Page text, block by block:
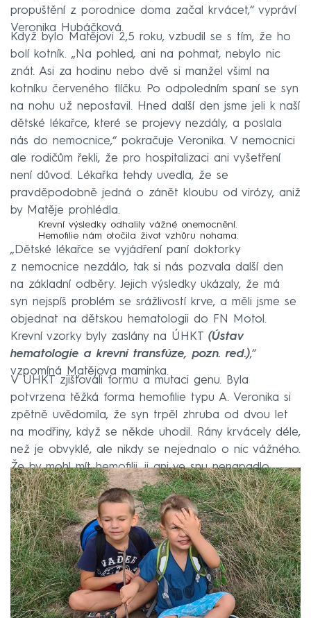
propuštění z porodnice doma začal krvácet,“ vypráví
Veronika Hubáčková.
Když bylo Matějovi 2,5 roku, vzbudil se s tím, že ho
bolí kotník. „Na pohled, ani na pohmat, nebylo nic
znát. Asi za hodinu nebo dvě si manžel všiml na
kotníku červeného flíčku. Po odpoledním spaní se syn
na nohu už nepostavil. Hned další den jsme jeli k naší
dětské lékařce, které se projevy nezdály, a poslala
nás do nemocnice,“ pokračuje Veronika. V nemocnici
ale rodičům řekli, že pro hospitalizaci ani vyšetření
není důvod. Lékařka tehdy uvedla, že se
pravděpodobně jedná o zánět kloubu od virózy, aniž
by Matěje prohlédla.
Krevní výsledky odhalily vážné onemocnění.
Hemofilie nám otočila život vzhůru nohama.
„Dětské lékařce se vyjádření paní doktorky
z nemocnice nezdálo, tak si nás pozvala další den
na základní odběry. Jejich výsledky ukázaly, že má
syn nejspíš problém se srážlivostí krve, a měli jsme se
objednat na dětskou hematologii do FN Motol.
Krevní vzorky byly zaslány na ÚHKT (Ústav
hematologie a krevní transfúze, pozn. red.),“
vzpomíná Matějova maminka.
V ÚHKT zjišťovali formu a mutaci genu. Byla
potvrzena těžká forma hemofilie typu A. Veronika si
zpětně uvědomila, že syn trpěl zhruba od dvou let
na modřiny, když se někde uhodil. Rány krvácely déle,
než je obvyklé, ale nikdy se nejednalo o nic vážného.
Že by mohl mít hemofilii, ji ani ve snu nenapadlo.